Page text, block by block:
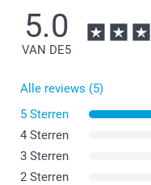
5.0
VAN DE5
Alle reviews (5)
5 Sterren
4 Sterren
3 Sterren
2 Sterren